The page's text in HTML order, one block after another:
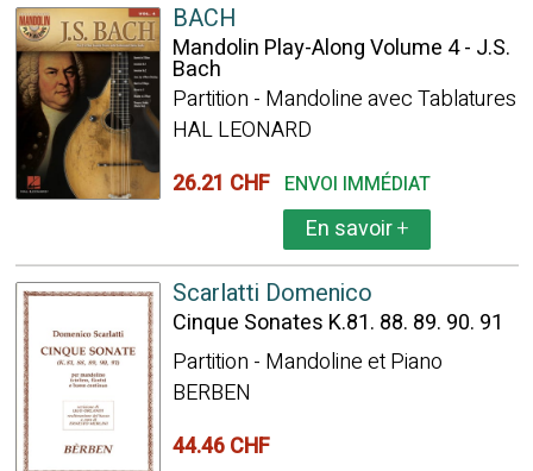
BACH
Mandolin Play-Along Volume 4 - J.S.
Bach
Partition - Mandoline avec Tablatures
HAL LEONARD
26.21 CHF ENVOI IMMÉDIAT
En savoir+
Scarlatti Domenico
Cinque Sonates K.81. 88. 89. 90. 91
Partition - Mandoline et Piano
BERBEN
44.46 CHF